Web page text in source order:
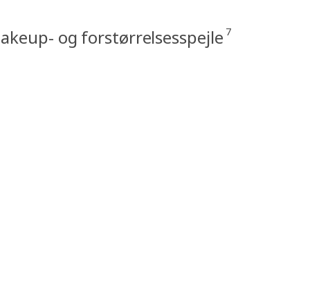
og forstørrelsesspejle 7